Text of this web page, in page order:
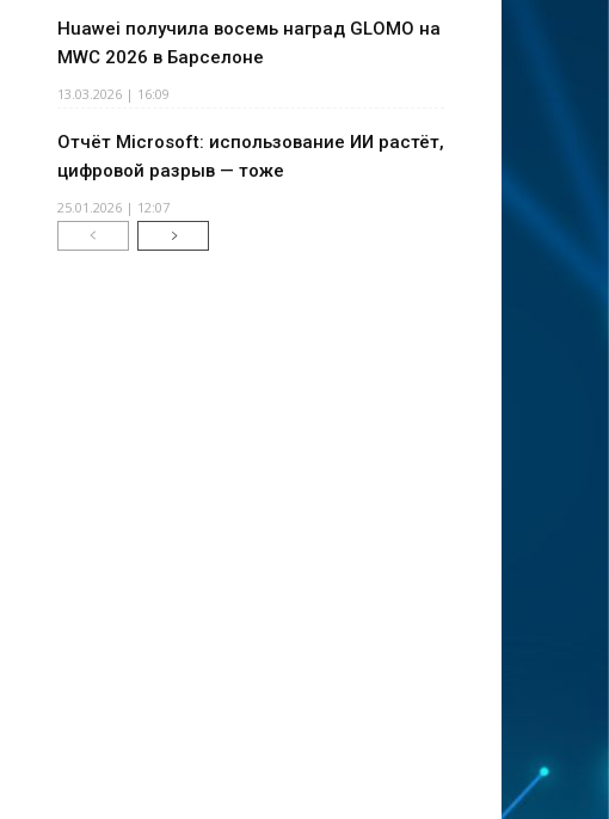
Huawei получила восемь наград GLOMO на
MWC 2026 в Барселоне
13.03.2026 | 16:09
Отчёт Microsoft: использование ИИ растёт,
цифровой разрыв — тоже
25.01.2026 | 12:07